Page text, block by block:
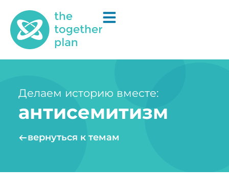
Делаем историю вместе:
антисемитизм
вернуться к темам